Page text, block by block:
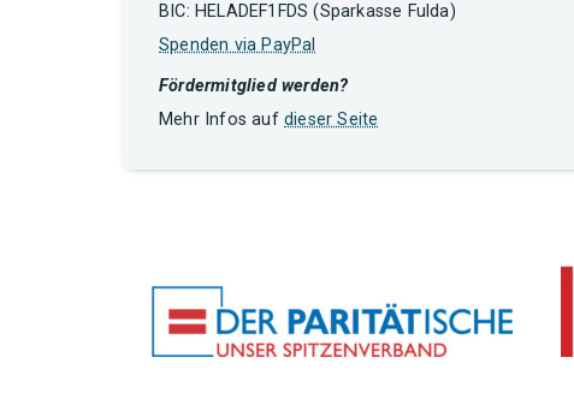
BIC: HELADEF1FDS (Sparkasse Fulda)
Spenden via PayPal
Fördermitglied werden?
Mehr Infos auf dieser Seite